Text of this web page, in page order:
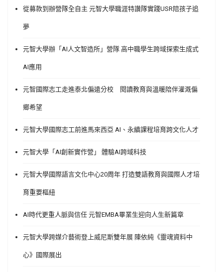
從募款到辦營隊全自主 元智大學職涯特讚隊實踐USR陪孩子追
夢
元智大學辦「AI人文智造所」營隊 高中職學生跨域探索生成式
AI應用
元智國際志工走進泰北偏遠分校 閱讀教育與溫暖陪伴灌溉偏
鄉希望
元智大學國際志工前進馬來西亞 AI、永續課程培育跨文化人才
元智大學「AI創新實作營」 體驗AI跨域科技
元智大學國際語言文化中心20周年 打造雙語教育與國際人才培
育重要樞紐
AI時代更重人脈與信任 元智EMBA畢業生迎向人生新篇章
元智大學跨媒介藝術登上威尼斯雙年展 陳依純《靈魂資料中
心》國際展出